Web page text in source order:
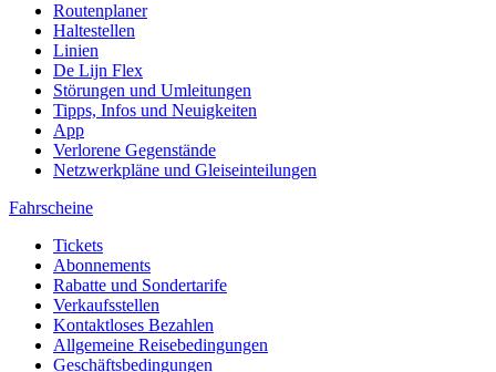
Routenplaner
Haltestellen
Linien
De Lijn Flex
Störungen und Umleitungen
Tipps, Infos und Neuigkeiten
App
Verlorene Gegenstände
Netzwerkpläne und Gleiseinteilungen
Fahrscheine
Tickets
Abonnements
Rabatte und Sondertarife
Verkaufsstellen
Kontaktloses Bezahlen
Allgemeine Reisebedingungen
Geschäftsbedingungen